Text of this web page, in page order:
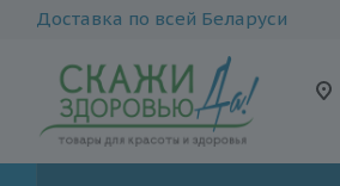
Доставка по всей Беларуси